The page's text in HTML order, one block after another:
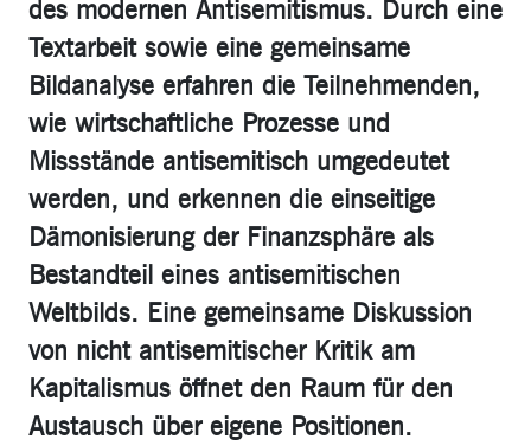
des modernen Antisemitismus. Durch eine
Textarbeit sowie eine gemeinsame
Bildanalyse erfahren die Teilnehmenden,
wie wirtschaftliche Prozesse und
Missstände antisemitisch umgedeutet
werden, und erkennen die einseitige
Dämonisierung der Finanzsphäre als
Bestandteil eines antisemitischen
Weltbilds. Eine gemeinsame Diskussion
von nicht antisemitischer Kritik am
Kapitalismus öffnet den Raum für den
Austausch über eigene Positionen.